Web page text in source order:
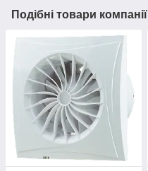
Подібні товари компанії